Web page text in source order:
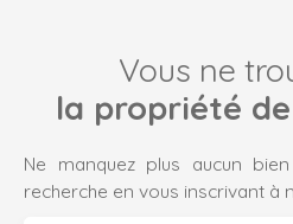
Vous ne
la propriété
Ne manquez plus aucun
recherche en vous inscrivant à